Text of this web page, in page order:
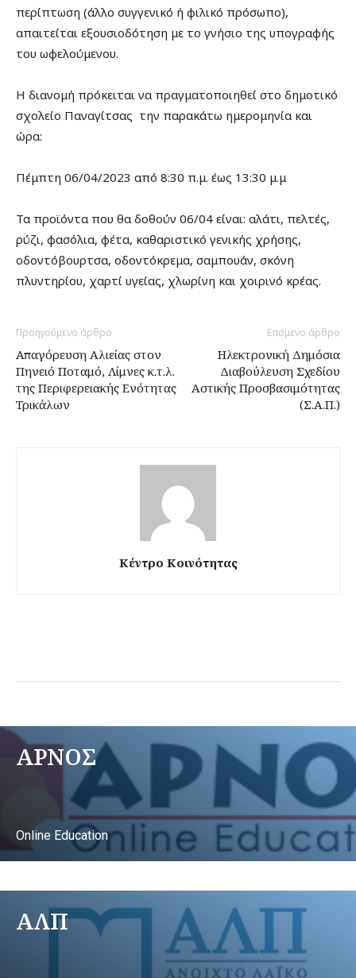
περίπτωση (άλλο συγγενικό ή φιλικό πρόσωπο),
απαιτείται εξουσιοδότηση με το γνήσιο της υπογραφής
του ωφελούμενου.
Η διανομή πρόκειται να πραγματοποιηθεί στο δημοτικό
σχολείο Παναγίτσας την παρακάτω ημερομηνία και
ώρα:
Πέμπτη 06/04/2023 από 8:30 π.μ. έως 13:30 μ.μ
Τα προϊόντα που θα δοθούν 06/04 είναι: αλάτι, πελτές,
ρύζι, φασόλια, φέτα, καθαριστικό γενικής χρήσης,
οδοντόβουρτσα, οδοντόκρεμα, σαμπουάν, σκόνη
πλυντηρίου, χαρτί υγείας, χλωρίνη και χοιρινό κρέας.
Προηγούμενο άρθρο
Απαγόρευση Αλιείας στον
Πηνειό Ποταμό, Λίμνες κ.τ.λ.
της Περιφερειακής Ενότητας
Τρικάλων
Επόμενο άρθρο
Ηλεκτρονική Δημόσια
Διαβούλευση Σχεδίου
Αστικής Προσβασιμότητας
(Σ.Α.Π.)
Κέντρο Κοινότητας
ΑΡΝΟΣ
Online Education
ΑΛΠ